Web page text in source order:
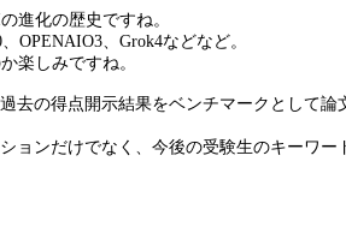
進化の歴史ですね。
OPENAIO3、Grok4などなど。
楽しみですね。
去の得点開示結果をベンチマークとして
ョンだけでなく、今後の受験生のキーワ